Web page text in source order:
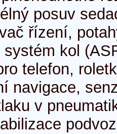
posuv
řízení,
systém kol
telefon,
navigace,
v